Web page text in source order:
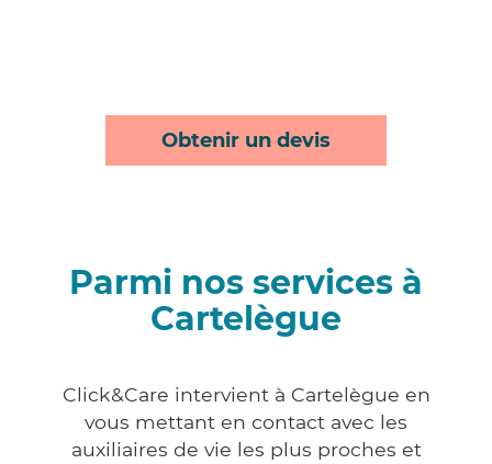
Obtenir un devis
Parmi nos services à
Cartelègue
Click&Care intervient à Cartelègue en
vous mettant en contact avec les
auxiliaires de vie les plus proches et